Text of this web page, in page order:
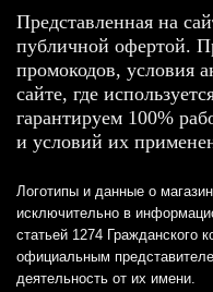
Представленная на
публичной офертой.
промокодов, условия
сайте, где
гарантируем 100%
и условий их
Логотипы и данные о
исключительно в
статьей 1274 Гражданского
официальным
деятельность от их имени.